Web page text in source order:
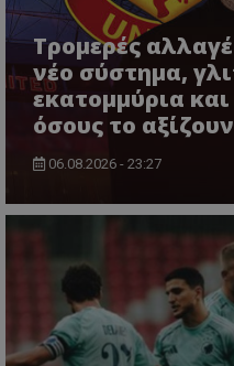
Τρομερές
νέο σύστημα,
εκατομμύρια
όσους το
06.08.2026 - 23:27